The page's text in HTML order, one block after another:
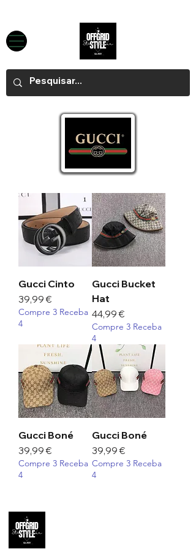
Gucci Cinto
Preço
39,99 €
Compre 3 Receba
4
Gucci Bucket
Hat
Preço
44,99 €
Compre 3 Receba
4
Gucci Boné
Preço
39,99 €
Compre 3 Receba
4
Gucci Boné
Preço
39,99 €
Compre 3 Receba
4